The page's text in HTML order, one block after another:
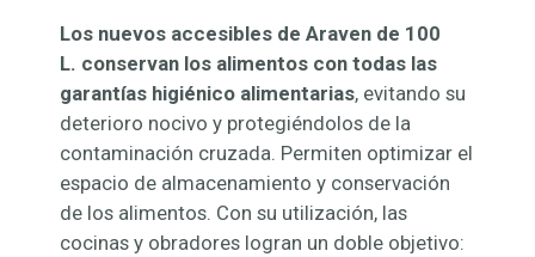
Los nuevos accesibles de Araven de 100
L. conservan los alimentos con todas las
garantías higiénico alimentarias, evitando su
deterioro nocivo y protegiéndolos de la
contaminación cruzada. Permiten optimizar el
espacio de almacenamiento y conservación
de los alimentos. Con su utilización, las
cocinas y obradores logran un doble objetivo: